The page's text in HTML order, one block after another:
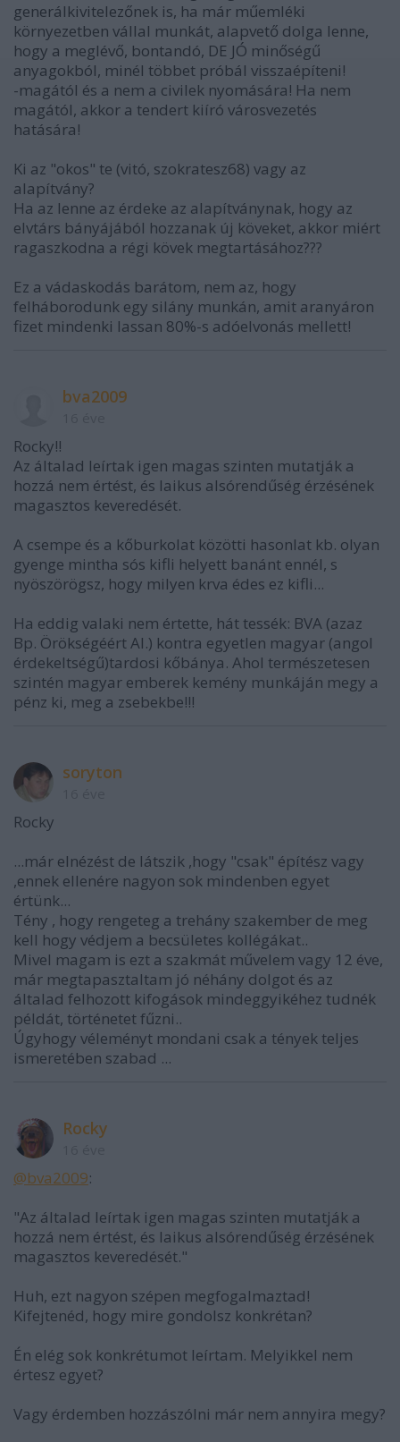
generálkivitelezőnek is, ha már műemléki
környezetben vállal munkát, alapvető dolga lenne,
hogy a meglévő, bontandó, DE JÓ minőségű
anyagokból, minél többet próbál visszaépíteni!
-magától és a nem a civilek nyomására! Ha nem
magától, akkor a tendert kiíró városvezetés
hatására!
Ki az "okos" te (vitó, szokratesz68) vagy az
alapítvány?
Ha az lenne az érdeke az alapítványnak, hogy az
elvtárs bányájából hozzanak új köveket, akkor miért
ragaszkodna a régi kövek megtartásához???
Ez a vádaskodás barátom, nem az, hogy
felháborodunk egy silány munkán, amit aranyáron
fizet mindenki lassan 80%-s adóelvonás mellett!
bva2009
Rocky!!
Az általad leírtak igen magas szinten mutatják a
hozzá nem értést, és laikus alsórendűség érzésének
magasztos keveredését.
A csempe és a kőburkolat közötti hasonlat kb. olyan
gyenge mintha sós kifli helyett banánt ennél, s
nyöszörögsz, hogy milyen krva édes ez kifli...
Ha eddig valaki nem értette, hát tessék: BVA (azaz
Bp. Örökségéért Al.) kontra egyetlen magyar (angol
érdekeltségű)tardosi kőbánya. Ahol természetesen
szintén magyar emberek kemény munkáján megy a
pénz ki, meg a zsebekbe!!!
soryton
Rocky
...már elnézést de látszik ,hogy "csak" építész vagy
,ennek ellenére nagyon sok mindenben egyet
értünk...
Tény , hogy rengeteg a trehány szakember de meg
kell hogy védjem a becsületes kollégákat..
Mivel magam is ezt a szakmát művelem vagy 12 éve,
már megtapasztaltam jó néhány dolgot és az
általad felhozott kifogások mindeggyikéhez tudnék
példát, történetet fűzni..
Úgyhogy véleményt mondani csak a tények teljes
ismeretében szabad ...
Rocky
@bva2009:
"Az általad leírtak igen magas szinten mutatják a
hozzá nem értést, és laikus alsórendűség érzésének
magasztos keveredését."
Huh, ezt nagyon szépen megfogalmaztad!
Kifejtenéd, hogy mire gondolsz konkrétan?
Én elég sok konkrétumot leírtam. Melyikkel nem
értesz egyet?
Vagy érdemben hozzászólni már nem annyira megy?